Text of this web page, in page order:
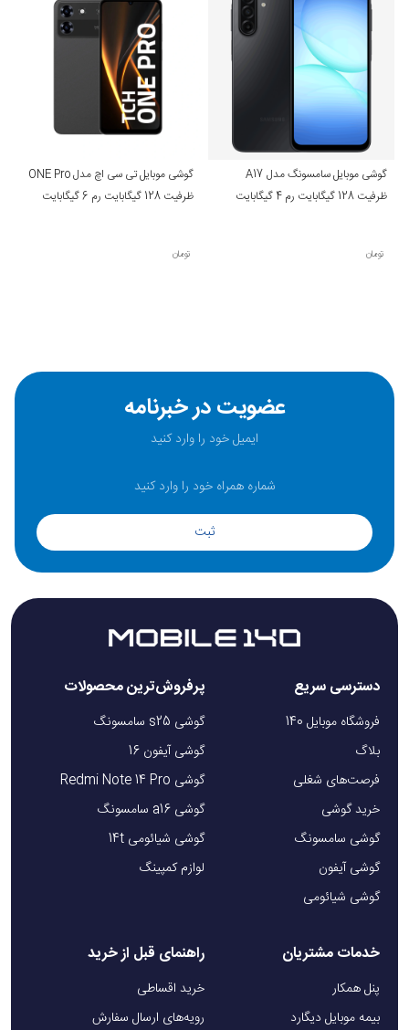
گوشی موبایل سامسونگ مدل A17
ظرفیت 128 گیگابایت رم 4 گیگابایت
تومان
گوشی موبایل تی سی اچ مدل ONE Pro
ظرفیت 128 گیگابایت رم 6 گیگابایت
تومان
عضویت در خبرنامه
ثبت
دسترسی سریع
فروشگاه موبایل 140
بلاگ
فرصت‌های شغلی
خرید گوشی
گوشی سامسونگ
گوشی آیفون
گوشی شیائومی
پرفروش‌ترین محصولات
گوشی s25 سامسونگ
گوشی آیفون 16
گوشی Redmi Note 14 Pro
گوشی a16 سامسونگ
گوشی شیائومی 14t
لوازم کمپینگ
خدمات مشتریان
پنل همکار
بیمه موبایل دیگارد
راهنمای قبل از خرید
خرید اقساطی
رویه‌های ارسال سفارش